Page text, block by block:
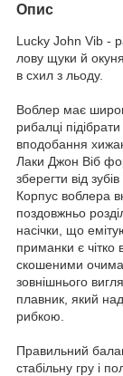
Опис
Lucky John Vib -
лову щуки й окуня
в схил з льоду.
Воблер має
рибалці
вподобання
Лаки Джон Віб
зберегти від
Корпус воблера
поздовжньо
насічки, що
приманки є чітко
скошеними
зовнішнього
плавник, який
рибкою.
Правильний
стабільну гру і